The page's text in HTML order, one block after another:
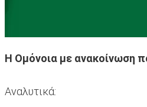
Η Ομόνοια με ανακοίνωση
Αναλυτικά: